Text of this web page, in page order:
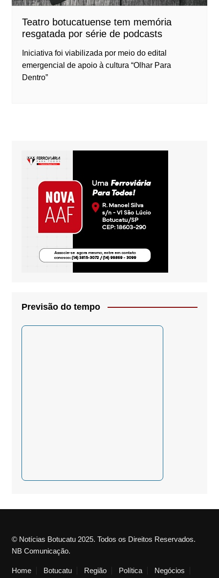
Teatro botucatuense tem memória
resgatada por série de podcasts
Iniciativa foi viabilizada por meio do edital
emergencial de apoio à cultura “Olhar Para
Dentro”
Previsão do tempo
© Notícias Botucatu 2025. Todos os Direitos Reservados.
NB Comunicação.
Home Botucatu Região Política Negócios